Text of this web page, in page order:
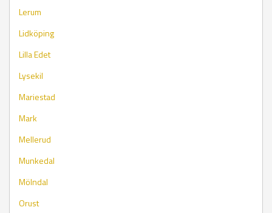
Lerum
Lidköping
Lilla Edet
Lysekil
Mariestad
Mark
Mellerud
Munkedal
Mölndal
Orust